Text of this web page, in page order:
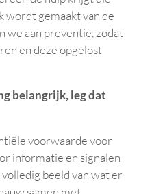
wordt gemaakt van de
we aan preventie, zodat
en deze opgelost
belangrijk, leg dat
voorwaarde voor
informatie en signalen
beeld van wat er